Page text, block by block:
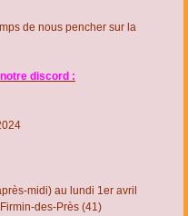
de nous pencher sur la
discord :
midi) au lundi 1er avril
des-Près (41)